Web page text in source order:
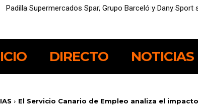
Pájara reduce un 21,4% el desempleo entre las personas
DIRECTO NOTICIAS
El Servicio Canario de Empleo analiza el